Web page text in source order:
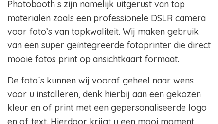
Photobooth s zijn namelijk uitgerust van top
materialen zoals een professionele DSLR camera
voor foto’s van topkwaliteit. Wij maken gebruik
van een super geïntegreerde fotoprinter die direct
mooie fotos print op ansichtkaart formaat.
De foto´s kunnen wij vooraf geheel naar wens
voor u installeren, denk hierbij aan een gekozen
kleur en of print met een gepersonaliseerde logo
en of text. Hierdoor krijgt u een mooi moment